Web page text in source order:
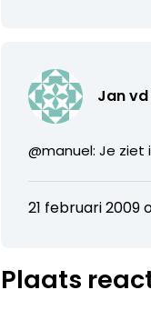
Jan
@manuel: Je
21 februari 2009
Plaats